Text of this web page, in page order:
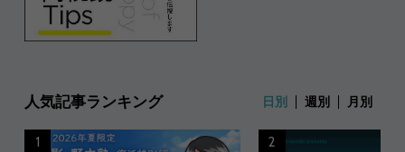
人気記事ランキング 日別 週別 月別
1 2